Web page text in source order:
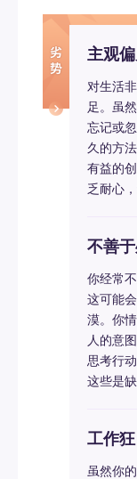
主观
对生活
足。虽
忘记或
久的方
有益的
乏耐心
不善
你经常
这可能
漠。你
人的意
思考行
这些是
工作狂
虽然你